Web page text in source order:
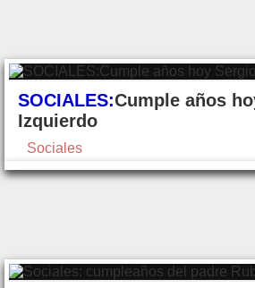
SOCIALES:Cumple años
Izquierdo
Sociales